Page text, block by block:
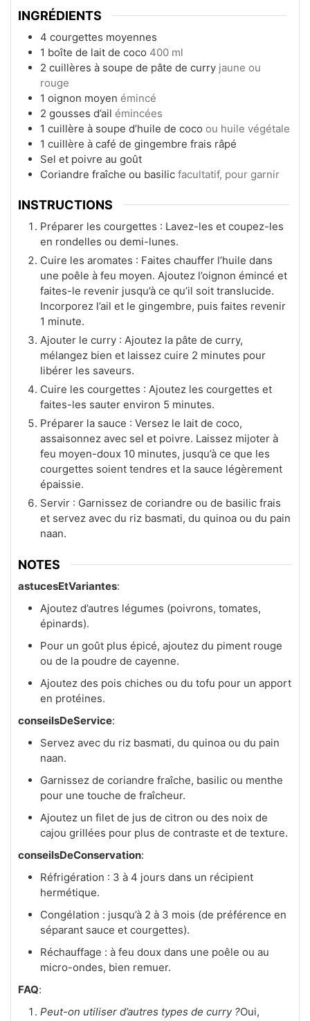
INGRÉDIENTS
4 courgettes moyennes
1 boîte de lait de coco 400 ml
2 cuillères à soupe de pâte de curry jaune ou
rouge
1 oignon moyen émincé
2 gousses d’ail émincées
1 cuillère à soupe d’huile de coco ou huile végétale
1 cuillère à café de gingembre frais râpé
Sel et poivre au goût
Coriandre fraîche ou basilic facultatif, pour garnir
INSTRUCTIONS
Préparer les courgettes : Lavez-les et coupez-les
en rondelles ou demi-lunes.
Cuire les aromates : Faites chauffer l’huile dans
une poêle à feu moyen. Ajoutez l’oignon émincé et
faites-le revenir jusqu’à ce qu’il soit translucide.
Incorporez l’ail et le gingembre, puis faites revenir
1 minute.
Ajouter le curry : Ajoutez la pâte de curry,
mélangez bien et laissez cuire 2 minutes pour
libérer les saveurs.
Cuire les courgettes : Ajoutez les courgettes et
faites-les sauter environ 5 minutes.
Préparer la sauce : Versez le lait de coco,
assaisonnez avec sel et poivre. Laissez mijoter à
feu moyen-doux 10 minutes, jusqu’à ce que les
courgettes soient tendres et la sauce légèrement
épaissie.
Servir : Garnissez de coriandre ou de basilic frais
et servez avec du riz basmati, du quinoa ou du pain
naan.
NOTES
astucesEtVariantes:
Ajoutez d’autres légumes (poivrons, tomates,
épinards).
Pour un goût plus épicé, ajoutez du piment rouge
ou de la poudre de cayenne.
Ajoutez des pois chiches ou du tofu pour un apport
en protéines.
conseilsDeService:
Servez avec du riz basmati, du quinoa ou du pain
naan.
Garnissez de coriandre fraîche, basilic ou menthe
pour une touche de fraîcheur.
Ajoutez un filet de jus de citron ou des noix de
cajou grillées pour plus de contraste et de texture.
conseilsDeConservation:
Réfrigération : 3 à 4 jours dans un récipient
hermétique.
Congélation : jusqu’à 2 à 3 mois (de préférence en
séparant sauce et courgettes).
Réchauffage : à feu doux dans une poêle ou au
micro-ondes, bien remuer.
FAQ:
Peut-on utiliser d’autres types de curry ?Oui,